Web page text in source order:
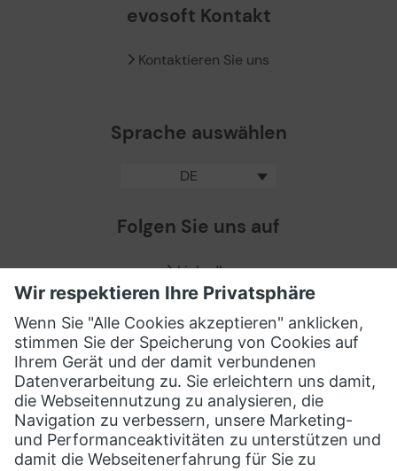
evosoft Kontakt
Kontaktieren Sie uns
Sprache auswählen
DE
Folgen Sie uns auf
LinkedIn
Facebook
X / Twitter
XING